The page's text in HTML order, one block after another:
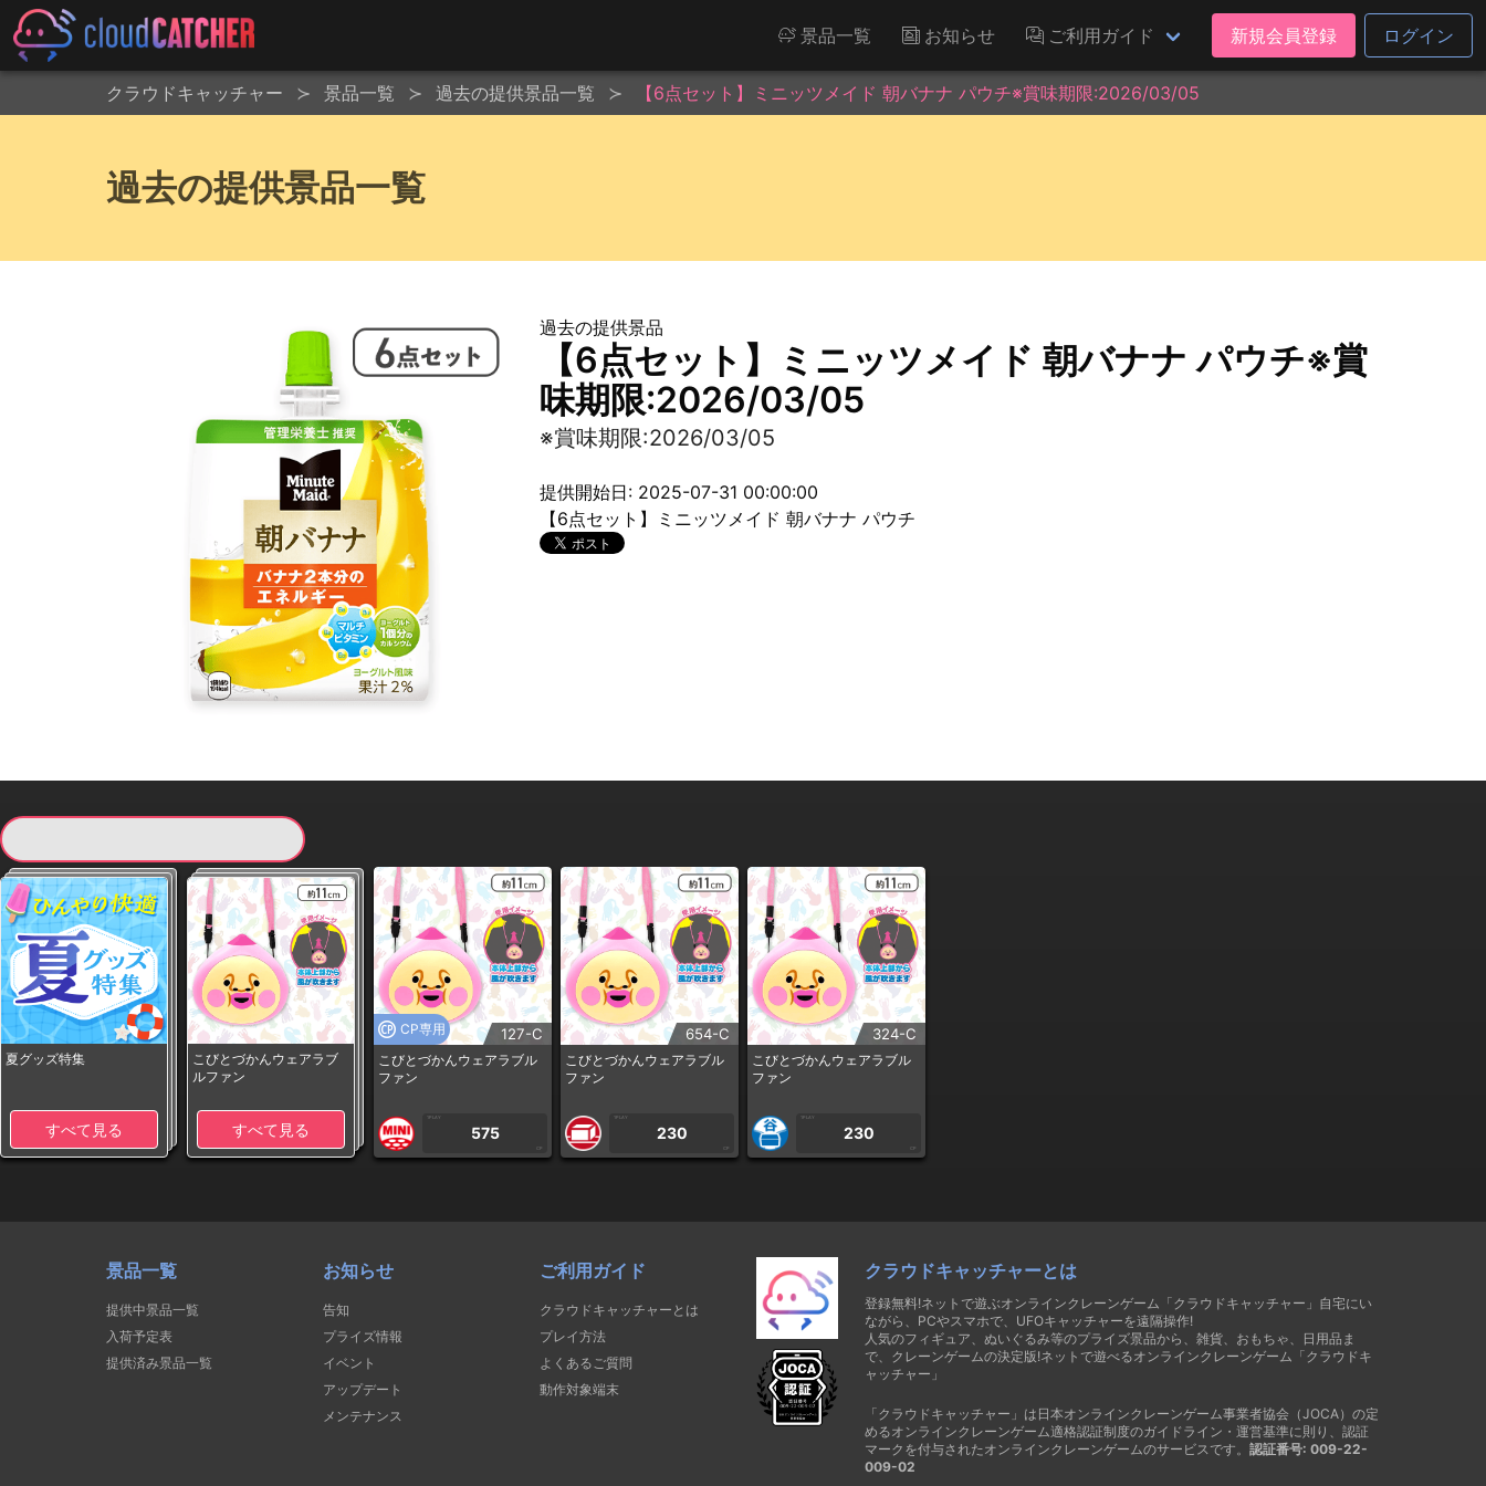
景品一覧 お知らせ ご利用ガイド 新規会員登録 ログイン
クラウドキャッチャー 景品一覧 過去の提供景品一覧 【6点セット】ミニッツメイド 朝バナナ パウチ※賞味期限:2026/03/05
過去の提供景品一覧
過去の提供景品
【6点セット】ミニッツメイド 朝バナナ パウチ※賞
味期限:2026/03/05
※賞味期限:2026/03/05
提供開始日: 2025-07-31 00:00:00
【6点セット】ミニッツメイド 朝バナナ パウチ
夏グッズ特集
すべて見る
こびとづかんウェアラブ
ルファン
すべて見る
CP専用 127-C
こびとづかんウェアラブル
ファン
1PLAY
575
CP
654-C
こびとづかんウェアラブル
ファン
1PLAY
230
CP
324-C
こびとづかんウェアラブル
ファン
1PLAY
230
CP
景品一覧
提供中景品一覧
入荷予定表
提供済み景品一覧
お知らせ
告知
プライズ情報
イベント
アップデート
メンテナンス
ご利用ガイド
クラウドキャッチャーとは
プレイ方法
よくあるご質問
動作対象端末
クラウドキャッチャーとは
登録無料!ネットで遊ぶオンラインクレーンゲーム「クラウドキャッチャー」自宅にい
ながら、PCやスマホで、UFOキャッチャーを遠隔操作!
人気のフィギュア、ぬいぐるみ等のプライズ景品から、雑貨、おもちゃ、日用品ま
で、クレーンゲームの決定版!ネットで遊べるオンラインクレーンゲーム「クラウドキ
ャッチャー」
「クラウドキャッチャー」は日本オンラインクレーンゲーム事業者協会（JOCA）の定
めるオンラインクレーンゲーム適格認証制度のガイドライン・運営基準に則り、認証
マークを付与されたオンラインクレーンゲームのサービスです。 認証番号: 009-22-
009-02